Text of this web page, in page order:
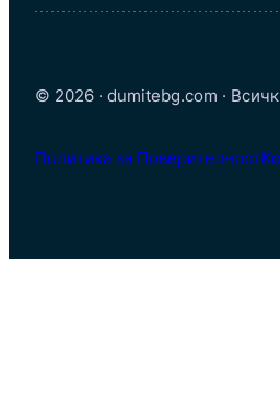
© 2026 · dumitebg.com ·
Политика за Поверителност